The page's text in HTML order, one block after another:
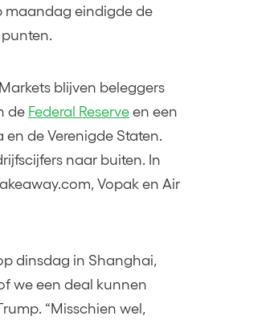
maandag eindigde de
blijven beleggers
de Federal Reserve en een
de Verenigde Staten.
naar buiten. In
Vopak en Air
dinsdag in Shanghai,
we een deal kunnen
“Misschien wel,